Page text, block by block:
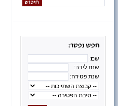
שם:
שנת לידה:
שנת פטירה: